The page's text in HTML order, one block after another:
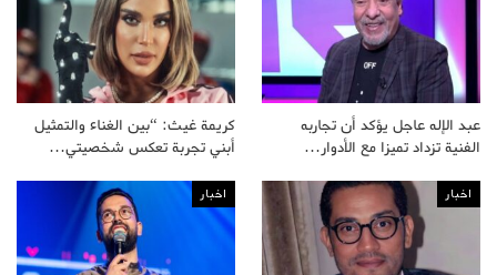
عبد الإله عاجل يؤكد أن تجاربه
الفنية تزداد تميزا مع الأدوار…
كريمة غيث: “بين الغناء والتمثيل
أبني تجربة تعكس شخصيتي…
اخبار اخبار